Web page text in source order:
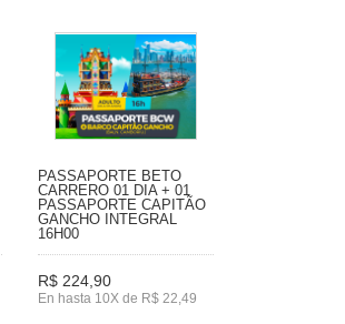
PASSAPORTE BETO
CARRERO 01 DIA + 01
PASSAPORTE CAPITÃO
GANCHO INTEGRAL
16H00
R$ 224,90
En hasta 10X de R$ 22,49